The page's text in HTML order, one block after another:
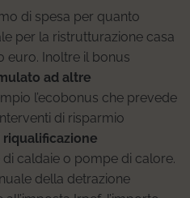
di spesa per quanto
per la ristrutturazione casa
euro. Inoltre il bonus
ad altre
l’ecobonus che prevede
di risparmio
riqualificazione
di caldaie o pompe di calore.
della detrazione